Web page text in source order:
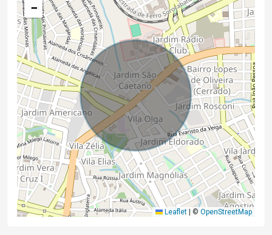
−
Leaflet © OpenStreetMap